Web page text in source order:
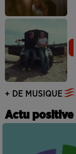
+ DE MUSIQUE
Actu positive